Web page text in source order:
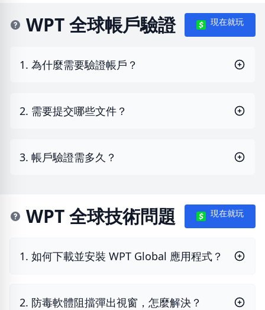
WPT 全球帳戶驗證 現在就玩
1. 為什麼需要驗證帳戶？
2. 需要提交哪些文件？
3. 帳戶驗證需多久？
WPT 全球技術問題 現在就玩
1. 如何下載並安裝 WPT Global 應用程式？
2. 防毒軟體阻擋彈出視窗，怎麼解決？